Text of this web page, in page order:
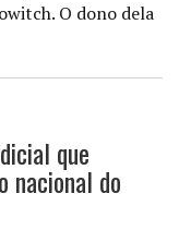
O dono dela
que
nacional do